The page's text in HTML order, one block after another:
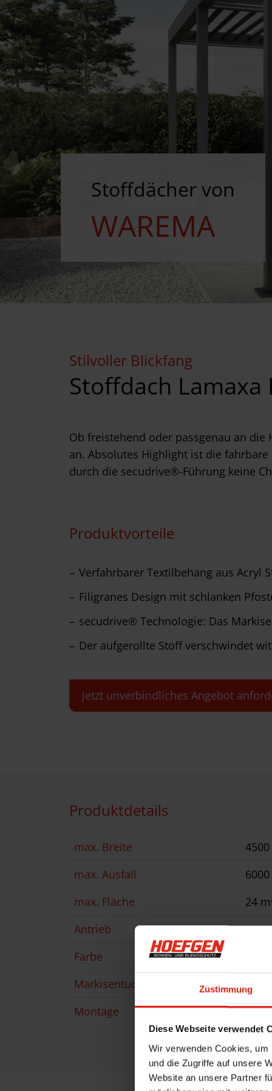
Zustimmung
Diese Webseite verwendet
Wir verwenden Cookies,
und die Zugriffe auf unsere
Website an unsere Partner
Stoffdächer von
WAREMA
Stilvoller Blickfang
Stoffdach Lamaxa
Ob freistehend oder passgenau an
an. Absolutes Highlight ist die
durch die secudrive®-Führung keine
Produktvorteile
Verfahrbarer Textilbehang aus Acryl
Filigranes Design mit schlanken
secudrive® Technologie: Das
Der aufgerollte Stoff verschwindet
Jetzt unverbindliches Angebot
Produktdetails
max. Breite
max. Ausfall
max. Fläche
24
Antrieb
Farbe
Markisentuch
Acryl
Montage